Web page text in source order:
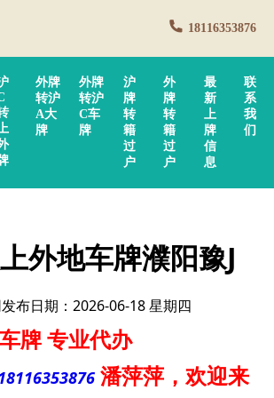
18116353876
外牌
转沪
A大
牌
外牌
转沪
C车
牌
沪
牌
转
籍
过
户
外
牌
转
籍
过
户
最
新
上
牌
信
息
联
系
我
们
外地车牌濮阳豫J
布日期：2026-06-18 星期四
牌专业代办
潘萍萍 ，欢迎来